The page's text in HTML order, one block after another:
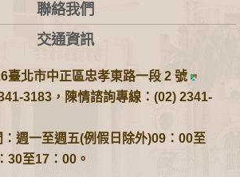
聯絡我們
交通資訊
臺北市中正區忠孝東路一段 2 號
3183，陳情諮詢專線：(02) 2341-
週一至週五(例假日除外)09：00至
30至17：00。